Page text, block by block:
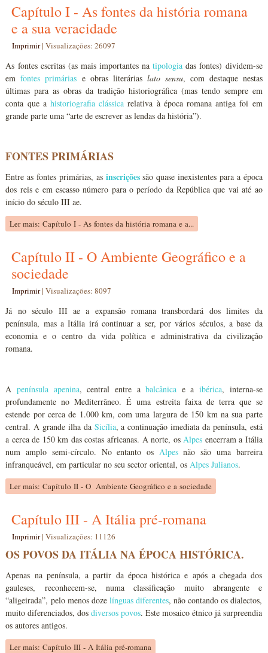
Capítulo I - As fontes da história romana
e a sua veracidade
Imprimir|Visualizações: 26097
As fontes escritas (as mais importantes natipologia das fontes) dividem-se
emfontes primárias e obras literárias lato sensu, com destaque nestas
últimas para as obras da tradição historiográfica (mas tendo sempre em
conta que ahistoriografia clássica relativa à época romana antiga foi em
grande parte uma “arte de escrever as lendas da história”).
FONTES PRIMÁRIAS
Entre as fontes primárias, as inscriçõessão quase inexistentes para a época
dos reis e em escasso número para o período da República que vai até ao
início do século III ae.
Ler mais: Capítulo I - As fontes da história romana e a...
Capítulo II - O Ambiente Geográfico e a
sociedade
Imprimir|Visualizações: 8097
Já no século III ae a expansão romana transbordará dos limites da
península, mas a Itália irá continuar a ser, por vários séculos, a base da
economia e o centro da vida política e administrativa da civilização
romana.
Apenínsula apenina, central entre abalcânica e a ibérica, interna-se
profundamente no Mediterrâneo. É uma estreita faixa de terra que se
estende por cerca de 1.000 km, com uma largura de 150 km na sua parte
central. A grande ilha da Sicília, a continuação imediata da península, está
a cerca de 150 km das costas africanas. A norte, osAlpes encerram a Itália
num amplo semi-círculo. No entanto os Alpesnão são uma barreira
infranqueável, em particular no seu sector oriental, osAlpes Julianos.
Ler mais: Capítulo II - O Ambiente Geográfico e a sociedade
Capítulo III - A Itália pré-romana
Imprimir|Visualizações: 11126
OS POVOS DA ITÁLIA NA ÉPOCA HISTÓRICA.
Apenas na península, a partir da época histórica e após a chegada dos
gauleses, reconhecem-se, numa classificação muito abrangente e
“aligeirada”, pelo menos doze línguas diferentes, não contando os dialectos,
muito diferenciados, dosdiversos povos. Este mosaico étnico já surpreendia
os autores antigos.
Ler mais: Capítulo III - A Itália pré-romana